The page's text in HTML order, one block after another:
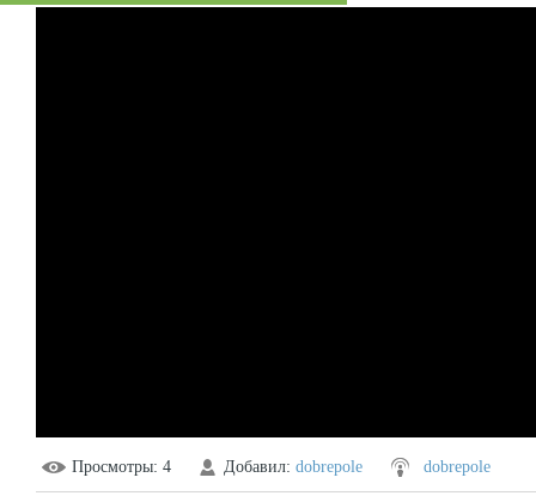
Просмотры: 4 Добавил: dobrepole dobrepole